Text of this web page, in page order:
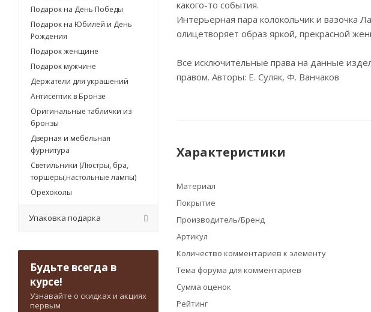
какого-то события.
Интерьерная пара колокольчик и вазочка
олицетворяет образ яркой, прекрасной
Все исключительные права на данные
правом. Авторы: Е. Суляк, Ф. Ванчаков
Характеристики
Материал
Покрытие
Производитель/Бренд
Артикул
Количество комментариев к элементу
Тема форума для комментариев
Сумма оценок
Рейтинг
Подарок на День Победы
Подарок на Юбилей и День
Рождения
Подарок женщине
Подарок мужчине
Держатели для украшений
Антисептик в Бронзе
Оригинальные таблички из
бронзы
Дверная и мебельная
фурнитура
Светильники (Люстры, бра,
торшеры,настольные лампы)
Орехоколы
Упаковка подарка
Будьте всегда в
курсе!
Узнавайте о скидках и акциях
первым